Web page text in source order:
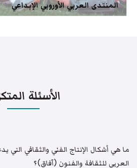
المنتدى العربي الأوروبي الإبداعي
الأسئلة
ما هي أشكال الإنتاج الفني والثقافي التي
العربي للثقافة والفنون (آفاق)؟